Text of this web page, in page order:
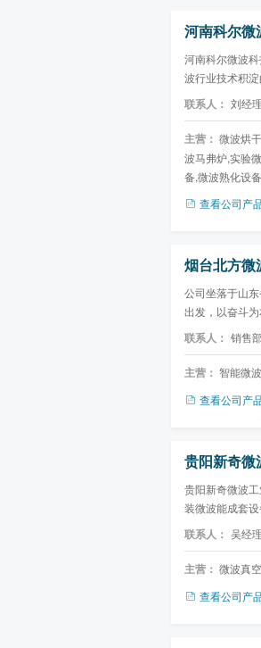
河南科尔微
河南科尔微波
波行业技术积
企业。科尔致力
联系人： 刘经理
主营： 微波烘
波马弗炉,实验
备,微波熟化设
查看公司产
烟台北方微
公司坐落于山
出发，以奋斗
加热设备整体
联系人： 销售
主营： 智能微
查看公司产
贵阳新奇微
贵阳新奇微波
装微波能成套
的大企业之一。
联系人： 吴经理
主营： 微波真
查看公司产